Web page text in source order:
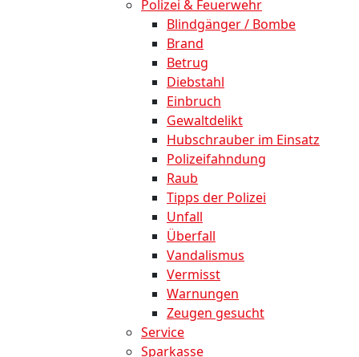
Polizei & Feuerwehr
Blindgänger / Bombe
Brand
Betrug
Diebstahl
Einbruch
Gewaltdelikt
Hubschrauber im Einsatz
Polizeifahndung
Raub
Tipps der Polizei
Unfall
Überfall
Vandalismus
Vermisst
Warnungen
Zeugen gesucht
Service
Sparkasse